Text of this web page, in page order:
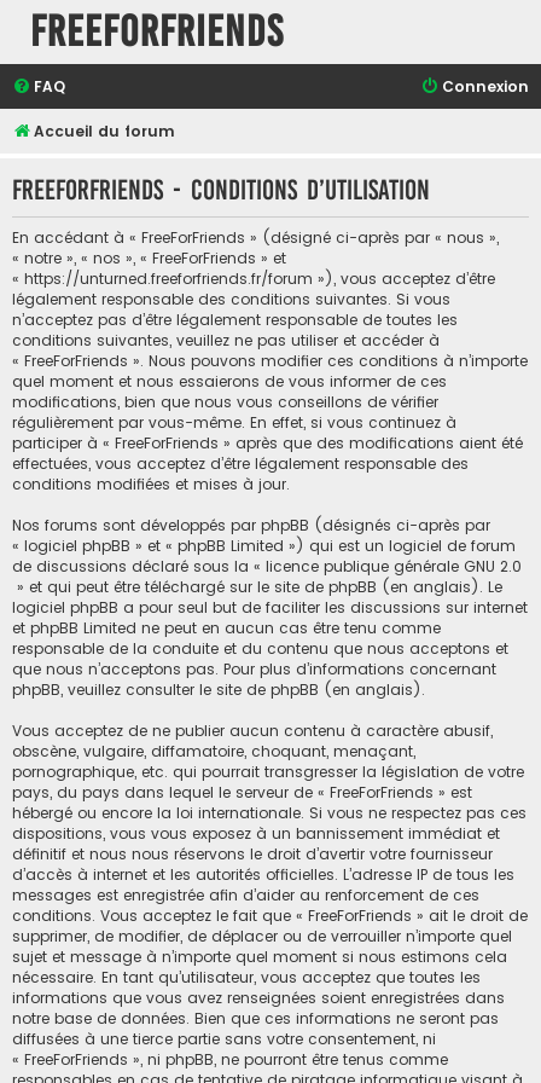
FreeForFriends
FAQ Connexion
Accueil du forum
FreeForFriends - Conditions d’utilisation
En accédant à « FreeForFriends » (désigné ci-après par « nous »,
« notre », « nos », « FreeForFriends » et
« https://unturned.freeforfriends.fr/forum »), vous acceptez d’être
légalement responsable des conditions suivantes. Si vous
n’acceptez pas d’être légalement responsable de toutes les
conditions suivantes, veuillez ne pas utiliser et accéder à
« FreeForFriends ». Nous pouvons modifier ces conditions à n’importe
quel moment et nous essaierons de vous informer de ces
modifications, bien que nous vous conseillons de vérifier
régulièrement par vous-même. En effet, si vous continuez à
participer à « FreeForFriends » après que des modifications aient été
effectuées, vous acceptez d’être légalement responsable des
conditions modifiées et mises à jour.
Nos forums sont développés par phpBB (désignés ci-après par
« logiciel phpBB » et « phpBB Limited ») qui est un logiciel de forum
de discussions déclaré sous la « licence publique générale GNU 2.0
» et qui peut être téléchargé sur le site de phpBB (en anglais). Le
logiciel phpBB a pour seul but de faciliter les discussions sur internet
et phpBB Limited ne peut en aucun cas être tenu comme
responsable de la conduite et du contenu que nous acceptons et
que nous n’acceptons pas. Pour plus d’informations concernant
phpBB, veuillez consulter le site de phpBB (en anglais).
Vous acceptez de ne publier aucun contenu à caractère abusif,
obscène, vulgaire, diffamatoire, choquant, menaçant,
pornographique, etc. qui pourrait transgresser la législation de votre
pays, du pays dans lequel le serveur de « FreeForFriends » est
hébergé ou encore la loi internationale. Si vous ne respectez pas ces
dispositions, vous vous exposez à un bannissement immédiat et
définitif et nous nous réservons le droit d’avertir votre fournisseur
d’accès à internet et les autorités officielles. L’adresse IP de tous les
messages est enregistrée afin d’aider au renforcement de ces
conditions. Vous acceptez le fait que « FreeForFriends » ait le droit de
supprimer, de modifier, de déplacer ou de verrouiller n’importe quel
sujet et message à n’importe quel moment si nous estimons cela
nécessaire. En tant qu’utilisateur, vous acceptez que toutes les
informations que vous avez renseignées soient enregistrées dans
notre base de données. Bien que ces informations ne seront pas
diffusées à une tierce partie sans votre consentement, ni
« FreeForFriends », ni phpBB, ne pourront être tenus comme